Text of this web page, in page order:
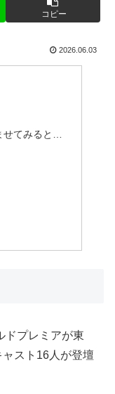
コピー
2026.06.03
せてみると…
ドプレミアが東
スト16人が登壇